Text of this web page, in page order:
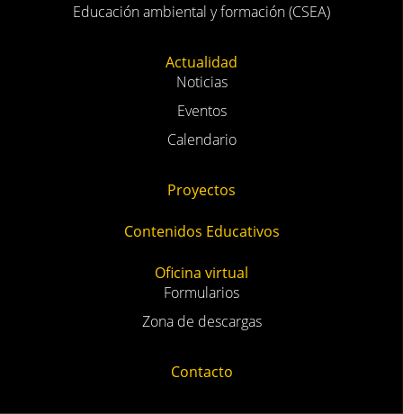
Educación ambiental y formación (CSEA)
Actualidad
Noticias
Eventos
Calendario
Proyectos
Contenidos Educativos
Oficina virtual
Formularios
Zona de descargas
Contacto